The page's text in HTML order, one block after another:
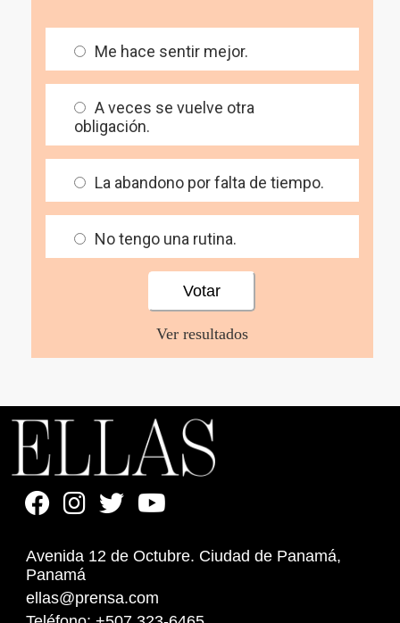
Me hace sentir mejor.
A veces se vuelve otra
obligación.
La abandono por falta de tiempo.
No tengo una rutina.
Ver resultados
Avenida 12 de Octubre. Ciudad de Panamá,
Panamá
ellas@prensa.com